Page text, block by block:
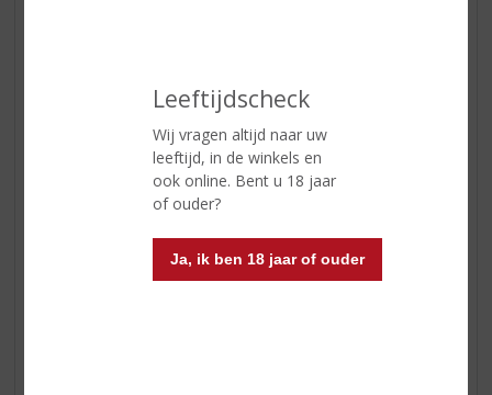
Leeftijdscheck
Wij vragen altijd naar uw
leeftijd, in de winkels en
ook online. Bent u 18 jaar
of ouder?
Ja, ik ben 18 jaar of ouder
simpel om te maken!